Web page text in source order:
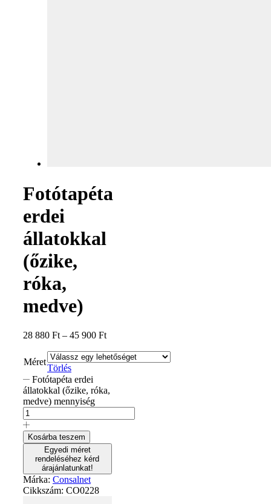
Fotótapéta
erdei
állatokkal
(őzike,
róka,
medve)
28 880 Ft – 45 900 Ft
Méret
Törlés
Fotótapéta erdei
állatokkal (őzike, róka,
medve) mennyiség
Kosárba teszem
Egyedi méret
rendeléséhez kérd
árajánlatunkat!
Márka: Consalnet
Cikkszám: CO0228